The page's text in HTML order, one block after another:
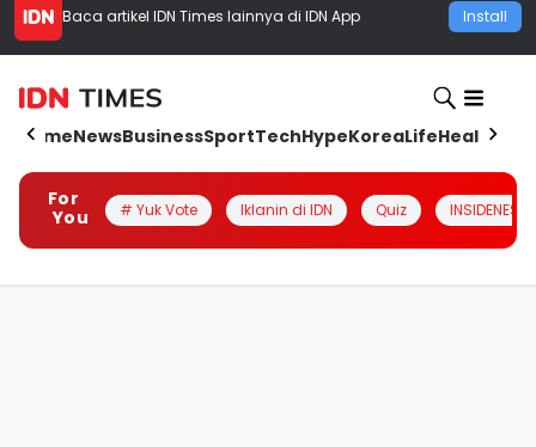
Baca artikel IDN Times lainnya di IDN App Install
HomeNewsBusinessSportTechHypeKoreaLifeHealth
For
You
# Yuk Vote Iklanin di IDN Quiz INSIDENESIA